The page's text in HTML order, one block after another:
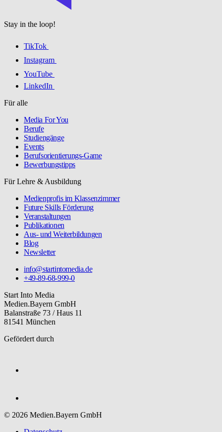
Stay in the loop!
TikTok
Instagram
YouTube
LinkedIn
Für alle
Media For You
Berufe
Studiengänge
Events
Berufsorientierungs-Game
Bewerbungstipps
Für Lehre & Ausbildung
Medienprofis im Klassenzimmer
Future Skills Förderung
Veranstaltungen
Publikationen
Aus- und Weiterbildungen
Blog
Newsletter
info@startintomedia.de
+49-89-68-999-0
Start Into Media
Medien.Bayern GmbH
Balanstraße 73 / Haus 11
81541 München
Gefördert durch
© 2026 Medien.Bayern GmbH